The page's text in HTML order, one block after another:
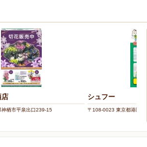
店
栖市平泉出口239-15
シュフー
〒108-0023 東京都港区